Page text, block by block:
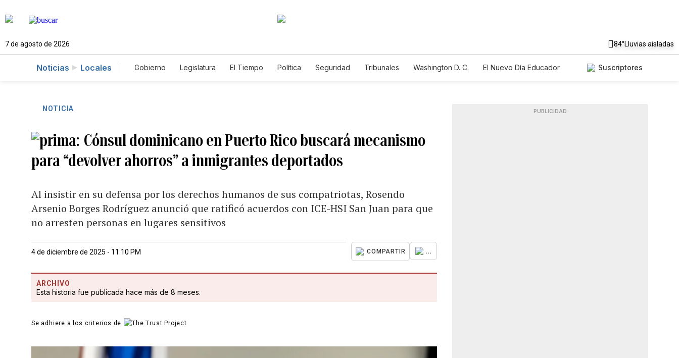
7 de agosto de 2026 84°Lluvias aisladas
Noticias Locales Gobierno Legislatura El Tiempo Política Seguridad Tribunales Washington D. C.
El Nuevo Día Educador
Suscriptores
NOTICIA
Cónsul dominicano en Puerto Rico buscará mecanismo
para “devolver ahorros” a inmigrantes deportados
Al insistir en su defensa por los derechos humanos de sus compatriotas, Rosendo
Arsenio Borges Rodríguez anunció que ratificó acuerdos con ICE-HSI San Juan para que
no arresten personas en lugares sensitivos
4 de diciembre de 2025 - 11:10 PM COMPARTIR ...
ARCHIVO
Esta historia fue publicada hace más de 8 meses.
Se adhiere a los criterios de
PUBLICIDAD